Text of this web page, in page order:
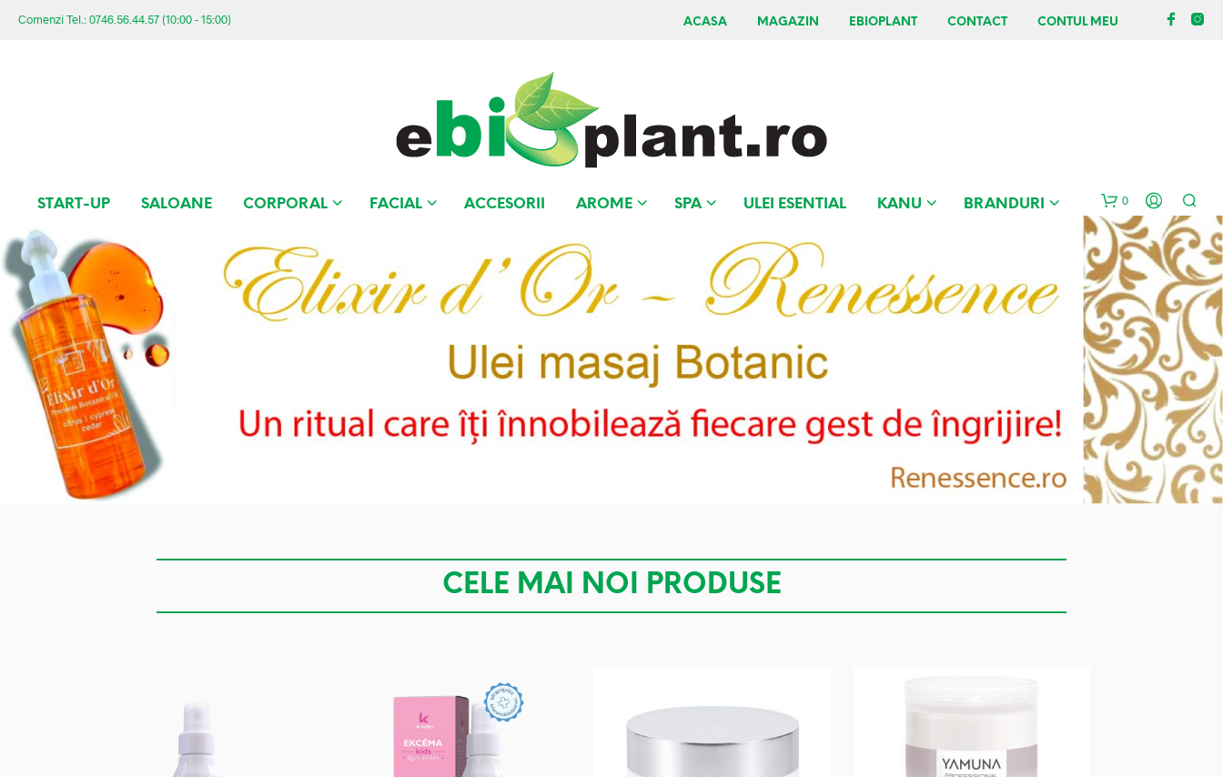
Comenzi Tel.: 0746.56.44.57 (10:00 - 15:00) ACASA MAGAZIN EBIOPLANT CONTACT CONTUL MEU
START-UP SALOANE CORPORAL FACIAL ACCESORII AROME SPA ULEI ESENTIAL KANU BRANDURI 0
CELE MAI NOI PRODUSE